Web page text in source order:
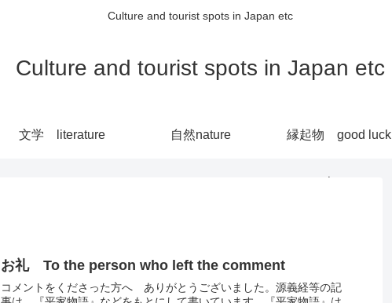
Culture and tourist spots in Japan etc
Culture and tourist spots in Japan etc
文学 literature 自然nature 縁起物 good luck
charm
お礼 To the person who left the comment
コメントをくださった方へ ありがとうございました。源義経等の記